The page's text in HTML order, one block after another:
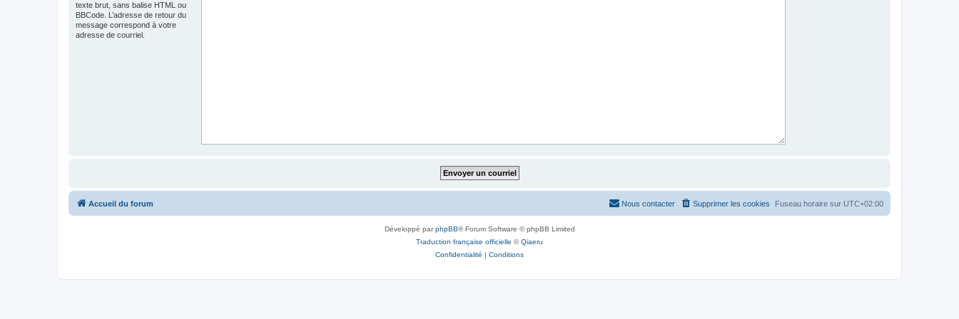
texte brut, sans balise HTML ou
BBCode. L’adresse de retour du
message correspond à votre
adresse de courriel.
Accueil du forum Fuseau horaire sur UTC+02:00
Supprimer les cookies
Nous contacter
Développé parphpBB® Forum Software © phpBB Limited
Traduction française officielle ©Qiaeru
Confidentialité | Conditions